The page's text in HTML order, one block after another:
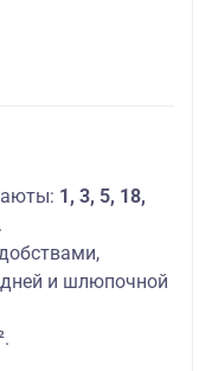
1, 3, 5, 18,
.
и шлюпочной